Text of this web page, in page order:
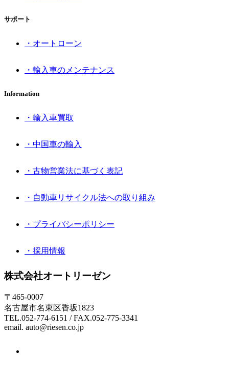
サポート
・オートローン
・輸入車のメンテナンス
Information
・輸入車買取
・中国車の輸入
・古物営業法に基づく表記
・自動車リサイクル法への取り組み
・プライバシーポリシー
・採用情報
株式会社オートリーゼン
〒465-0007
名古屋市名東区香坂1823
TEL.052-774-6151 / FAX.052-775-3341
email. auto@riesen.co.jp